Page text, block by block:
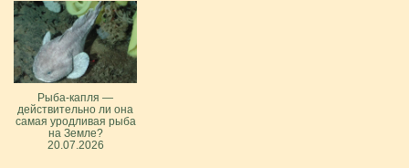
Рыба-капля —
действительно ли она
самая уродливая рыба
на Земле?
20.07.2026